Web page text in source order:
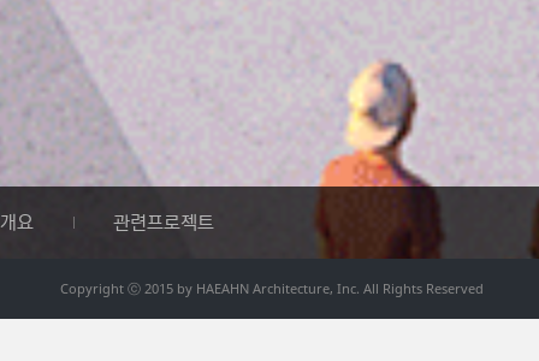
개요 관련프로젝트
Copyright ⓒ 2015 by HAEAHN Architecture, Inc. All Rights Reserved